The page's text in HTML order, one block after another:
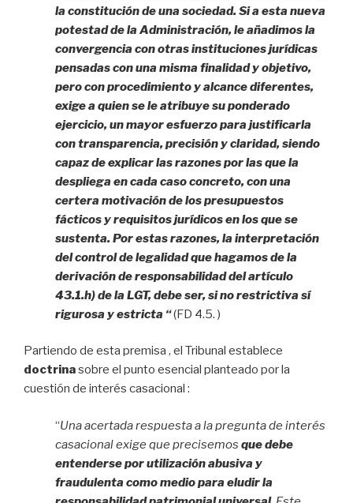
la constitución de una sociedad. Si a esta nueva
potestad de la Administración, le añadimos la
convergencia con otras instituciones jurídicas
pensadas con una misma finalidad y objetivo,
pero con procedimiento y alcance diferentes,
exige a quien se le atribuye su ponderado
ejercicio, un mayor esfuerzo para justificarla
con transparencia, precisión y claridad, siendo
capaz de explicar las razones por las que la
despliega en cada caso concreto, con una
certera motivación de los presupuestos
fácticos y requisitos jurídicos en los que se
sustenta. Por estas razones, la interpretación
del control de legalidad que hagamos de la
derivación de responsabilidad del artículo
43.1.h) de la LGT, debe ser, si no restrictiva sí
rigurosa y estricta “(FD 4.5. )
Partiendo de esta premisa , el Tribunal establece
doctrinasobre el punto esencial planteado por la
cuestión de interés casacional :
“Una acertada respuesta a la pregunta de interés
casacional exige que precisemos que debe
entenderse por utilización abusiva y
fraudulenta como medio para eludir la